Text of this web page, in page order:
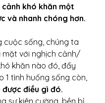
cảnh khó khăn một
và nhanh chóng hơn.
cuộc sống, chúng ta
mặt với nghịch cảnh/
khăn nào đó, đẩy
1 tình huống sống còn,
được điều gì đó.
sự kiên cường, bền bỉ,